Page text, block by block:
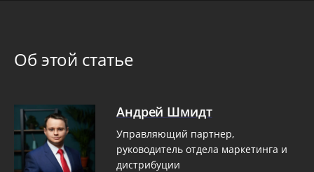
Об этой статье
Андрей Шмидт
Управляющий партнер,
руководитель отдела маркетинга и
дистрибуции